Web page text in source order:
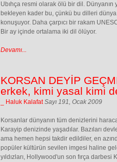
Ubıhça resmi olarak ölü bir dil. Dünyanın
bekleyen kader bu, çünkü bu dilleri
konuşuyor. Daha çarpıcı bir rakam
Bir ay içinde ortalama iki dil ölüyor.
Devamı...
KORSAN DEYİP
erkek, kimi yasal kimi
_ Haluk Kalafat Sayı 191, Ocak 2009
Korsanlar dünyanın tüm denizlerini
Karayip denizinde yaşadılar. Bazıları
ama hemen hepsi takdir edildiler, en
popüler kültürün sevilen imgesi haline
yıldızları, Hollywood'un son fırça darbesi